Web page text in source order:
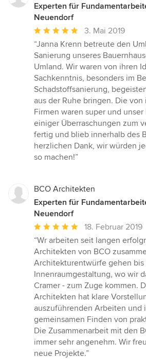
Experten für
Neuendorf
Durchschnittliche
Bewertung:
5
von
5
Sternen
3. Mai 2019
“Janna Krenn betreute den
Sanierung unseres
Umland. Wir waren von ihren
Sachkenntnis, besonders im
Schadstoffsanierung,
aus der Ruhe bringen. Die
Firmen waren super und
einiger Überraschungen zum
fertig und blieb innerhalb des
herzlichen Dank, wir würden
so machen!”
BCO Architekten
Experten für
Neuendorf
Durchschnittliche
Bewertung:
5
von
5
Sternen
18. Februar 2019
“Wr arbeiten seit langen
Architekten von BCO
Architekturentwürfe gehen bis
Innenraumgestaltung, wo wir
Cramer - zum Zuge kommen.
Architekten hat klare
auszuführenden Arbeiten und
gemeinsamen Finden von
Die Zusammenarbeit mit den
immer sehr angenehm. Wir
neue Projekte.”